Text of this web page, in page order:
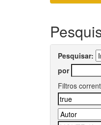
Pesquisar:
por
Filtros